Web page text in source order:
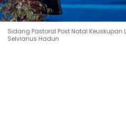
Sidang Pastoral Post Natal Keuskupan
Selvianus Hadun